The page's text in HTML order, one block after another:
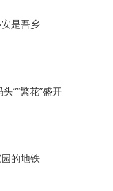
是吾乡
”“繁花”盛开
的地铁